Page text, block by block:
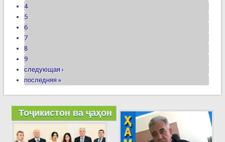
4
5
6
7
8
9
следующая ›
последняя »
Тоҷикистон ва ҷаҳон